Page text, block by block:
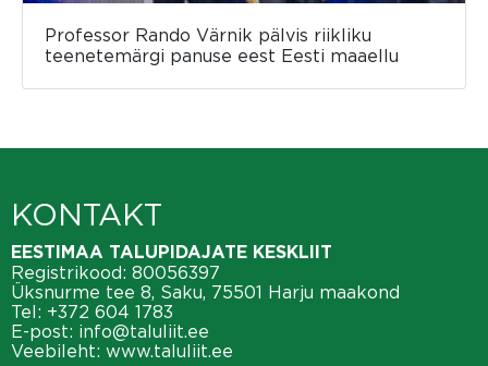
Professor Rando Värnik pälvis riikliku
teenetemärgi panuse eest Eesti maaellu
KONTAKT
EESTIMAA TALUPIDAJATE KESKLIIT
Registrikood: 80056397
Üksnurme tee 8, Saku, 75501 Harju maakond
Tel: +372 604 1783
E-post: info@taluliit.ee
Veebileht: www.taluliit.ee